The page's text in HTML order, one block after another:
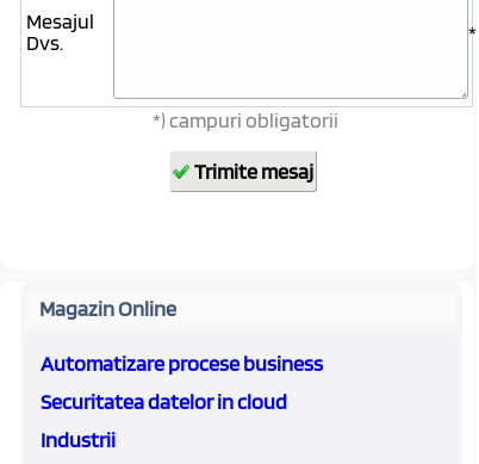
Mesajul
Dvs.
*
*) campuri obligatorii
Magazin Online
Automatizare procese business
Securitatea datelor in cloud
Industrii